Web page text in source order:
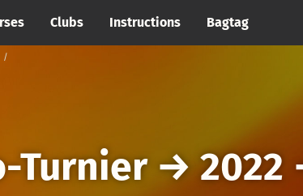
Clubs Instructions Bagtag
Turnier→2022